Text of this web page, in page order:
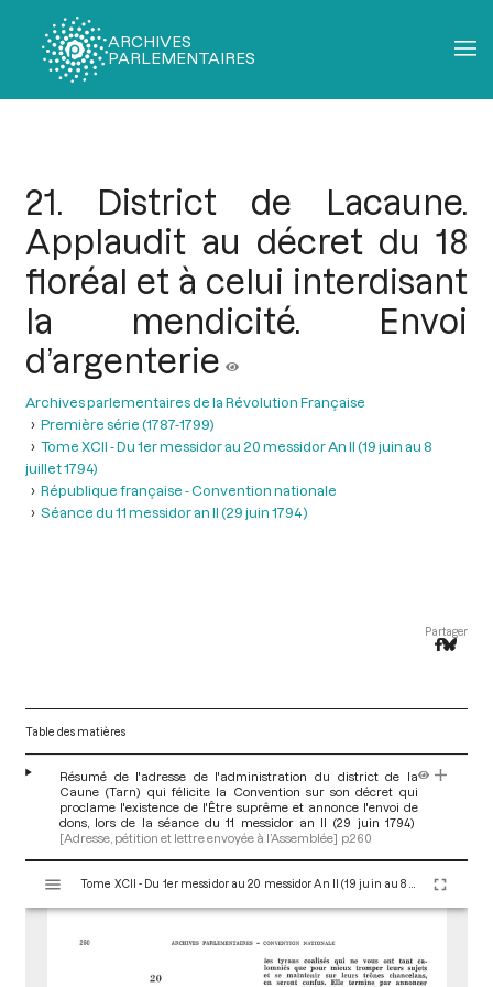
ARCHIVES
PARLEMENTAIRES
21. District de Lacaune.
Applaudit au décret du 18
floréal et à celui interdisant
la mendicité. Envoi
d’argenterie
Archives parlementaires de la Révolution Française
Première série (1787-1799)
Tome XCII - Du 1er messidor au 20 messidor An II (19 juin au 8
juillet 1794)
République française - Convention nationale
Séance du 11 messidor an II (29 juin 1794 )
Partager
Table des matières
Résumé de l'adresse de l'administration du district de la
Caune (Tarn) qui félicite la Convention sur son décret qui
proclame l'existence de l'Être suprême et annonce l'envoi de
dons, lors de la séance du 11 messidor an II (29 juin 1794)
[Adresse, pétition et lettre envoyée à l’Assemblée] p.260
s